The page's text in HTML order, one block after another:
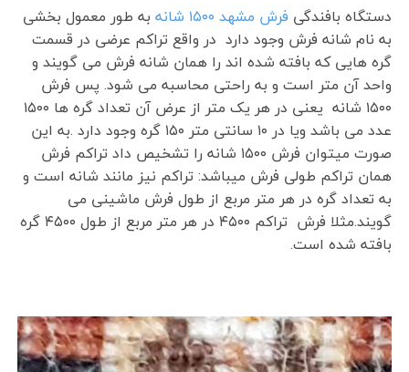
دستگاه بافندگی فرش مشهد ۱۵۰۰ شانه
به طور معمول بخشی
به نام شانه فرش وجود دارد در واقع تراکم عرضی در قسمت
گره هایی که بافته شده اند را همان شانه فرش می گویند و
واحد آن متر است و به راحتی محاسبه می شود. پس فرش
۱۵۰۰ شانه یعنی در هر یک متر از عرض آن تعداد گره ها ۱۵۰۰
عدد می باشد ویا در ۱۰ سانتی متر ۱۵۰ گره وجود دارد .به این
صورت میتوان فرش ۱۵۰۰ شانه را تشخیص داد تراکم فرش
همان تراکم طولی فرش میباشد: تراکم نیز مانند شانه است و
به تعداد گره در هر متر مربع از طول فرش ماشینی می
گویند.مثلا فرش تراکم ۴۵۰۰ در هر متر مربع از طول ۴۵۰۰ گره
بافته شده است.